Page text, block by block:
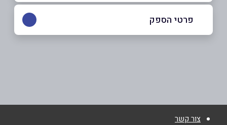
פרטי הספק
צור קשר